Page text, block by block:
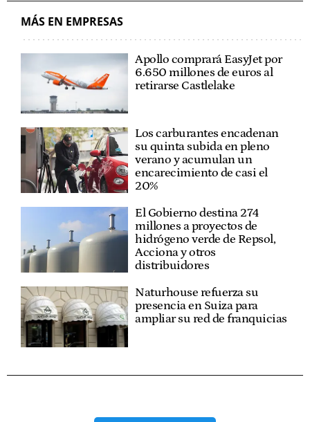
MÁS EN EMPRESAS
Apollo comprará EasyJet por
6.650 millones de euros al
retirarse Castlelake
Los carburantes encadenan
su quinta subida en pleno
verano y acumulan un
encarecimiento de casi el
20%
El Gobierno destina 274
millones a proyectos de
hidrógeno verde de Repsol,
Acciona y otros
distribuidores
Naturhouse refuerza su
presencia en Suiza para
ampliar su red de franquicias